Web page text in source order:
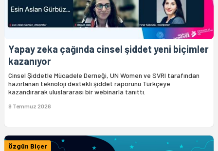
Yapay zeka çağında cinsel şiddet yeni biçimler
kazanıyor
Cinsel Şiddetle Mücadele Derneği, UN Women ve SVRI tarafından
hazırlanan teknoloji destekli şiddet raporunu Türkçeye
kazandırarak uluslararası bir webinarla tanıttı.
9 Temmuz 2026
Özgün Biçer